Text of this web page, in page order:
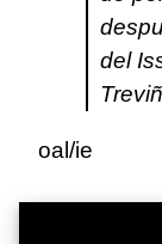
del
oal/ie